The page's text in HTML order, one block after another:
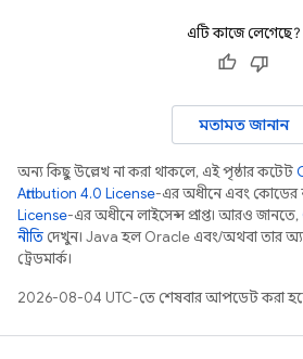
এটি কাজে লেগেছে?
মতামত জানান
অন্য কিছু উল্লেখ না করা থাকলে, এই পৃষ্ঠার কন্টেন্ট
Attribution 4.0 License-এর অধীনে এবং কোডের
License-এর অধীনে লাইসেন্স প্রাপ্ত। আরও জানতে,
নীতি দেখুন। Java হল Oracle এবং/অথবা তার
ট্রেডমার্ক।
2026-08-04 UTC-তে শেষবার আপডেট করা